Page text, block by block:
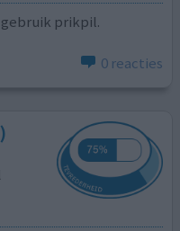
prikpil.
0 reacties